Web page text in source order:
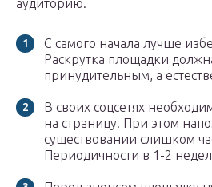
аудиторию.
С самого начала лучше
Раскрутка площадки
принудительным, а
В своих соцсетях
на страницу. При этом
существовании слишком
Периодичности в 1-2